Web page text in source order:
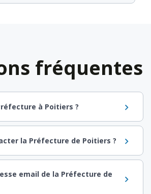
fréquentes
à Poitiers ?
la Préfecture de Poitiers ?
email de la Préfecture de